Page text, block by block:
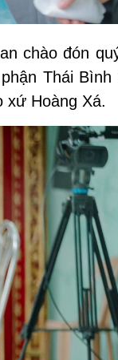
chào đón
Thái Bình
xứ Hoàng Xá.